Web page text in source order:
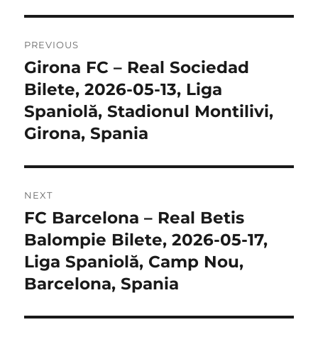
navigation
PREVIOUS
Previous
post:
Girona FC – Real Sociedad
Bilete, 2026-05-13, Liga
Spaniolă, Stadionul Montilivi,
Girona, Spania
NEXT
Next
post:
FC Barcelona – Real Betis
Balompie Bilete, 2026-05-17,
Liga Spaniolă, Camp Nou,
Barcelona, Spania